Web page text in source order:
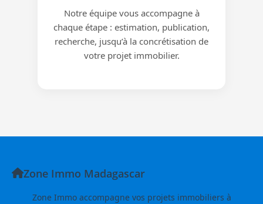
Notre équipe vous accompagne à
chaque étape : estimation, publication,
recherche, jusqu’à la concrétisation de
votre projet immobilier.
Zone Immo Madagascar
Zone Immo accompagne vos projets immobiliers à